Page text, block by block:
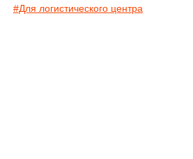
#Для логистического центра